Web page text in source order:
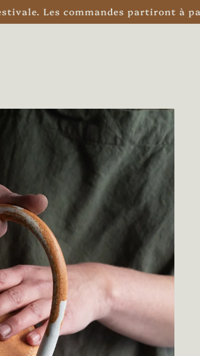
Les commandes partiront à